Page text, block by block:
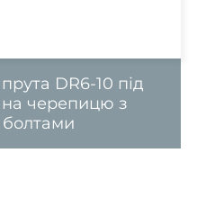
DR6-10 під
на черепицю з
болтами